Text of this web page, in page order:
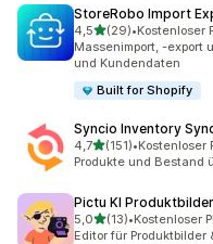
StoreRobo Import
4,5von 5 Sternen
(29)
29 Rezensionen
•Kostenloser
Massenimport, -export
und Kundendaten
Built for Shopify
Syncio Inventory
4,7von 5 Sternen
(151)
151 Rezensionen
•Kostenloser
Produkte und Bestand
Pictu KI Produktbilder
5,0von 5 Sternen
(13)
13 Rezensionen
•Kostenloser
Editor für Produktbilder